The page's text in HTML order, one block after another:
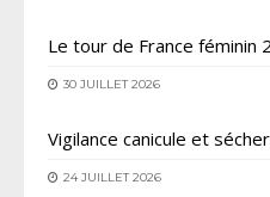
Le tour de France féminin
30 JUILLET 2026
Vigilance canicule et
24 JUILLET 2026